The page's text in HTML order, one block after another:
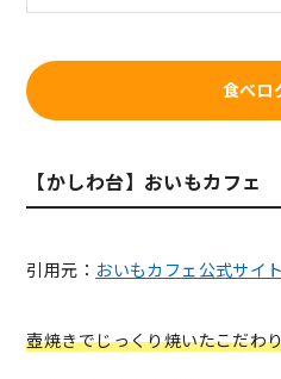
食べロ
【かしわ台】おいもカフェ
引用元： おいもカフェ公式サイト
壺焼きでじっくり焼いたこだわ